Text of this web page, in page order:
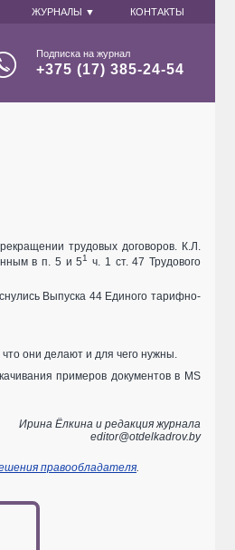
ЖУРНАЛЫ ▼ КОНТАКТЫ
Подписка на журнал
+375 (17) 385-24-54
трудовых договоров. К.Л.
в п. 5 и 51
ч. 1 ст. 47 Трудового
Выпуска 44 Единого тарифно-
они делают и для чего нужны.
примеров документов в MS
Ирина Ёлкина и редакция журнала
editor@otdelkadrov.by
правообладателя.